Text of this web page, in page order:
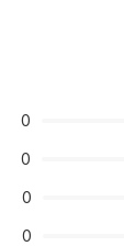
0
0
0
0